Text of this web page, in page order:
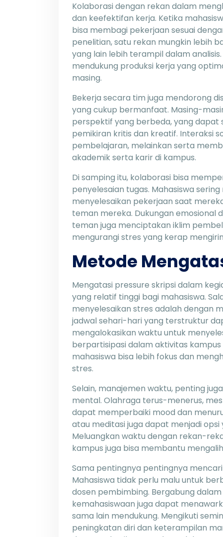
Kolaborasi dengan rekan dalam
dan keefektifan kerja. Ketika
bisa membagi pekerjaan sesuai
penelitian, satu rekan mungkin lebih
yang lain lebih terampil dalam
mendukung produksi kerja yang
masing.
Bekerja secara tim juga mendorong
yang cukup bermanfaat. Masing-
perspektif yang berbeda, yang
pemikiran kritis dan kreatif. Interaksi
pembelajaran, melainkan serta
akademik serta karir di kampus.
Di samping itu, kolaborasi bisa
penyelesaian tugas. Mahasiswa
menyelesaikan pekerjaan saat
teman mereka. Dukungan
teman juga menciptakan iklim
mengurangi stres yang kerap
Metode
Mengatasi pressure skripsi dalam
yang relatif tinggi bagi mahasiswa.
menyelesaikan stres adalah dengan
jadwal sehari-hari yang terstruktur
mengalokasikan waktu untuk
berpartisipasi dalam aktivitas
mahasiswa bisa lebih fokus dan
stres.
Selain, manajemen waktu, penting
mental. Olahraga terus-menerus,
dapat memperbaiki mood dan
atau meditasi juga dapat menjadi
Meluangkan waktu dengan rekan-
kampus juga bisa membantu
Sama pentingnya pentingnya
Mahasiswa tidak perlu malu untuk
dosen pembimbing. Bergabung
kemahasiswaan juga dapat
sama lain mendukung. Mengikuti
peningkatan diri dan keterampilan